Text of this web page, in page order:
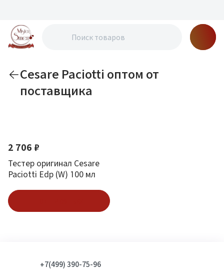
Cesare Paciotti оптом от
поставщика
2 706 ₽
Тестер оригинал Cesare
Paciotti Edp (W) 100 мл
+7(499) 390-75-96